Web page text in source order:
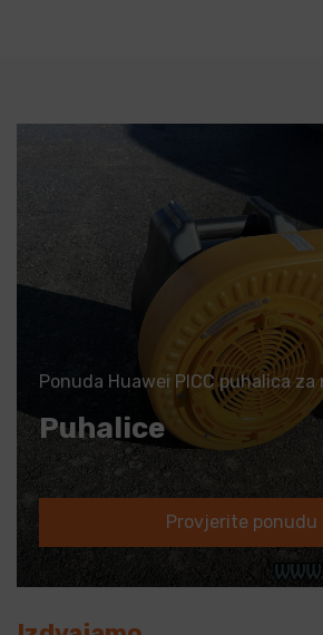
Ponuda Huawei PICC puhalica
Puhalice
Provjerite ponudu